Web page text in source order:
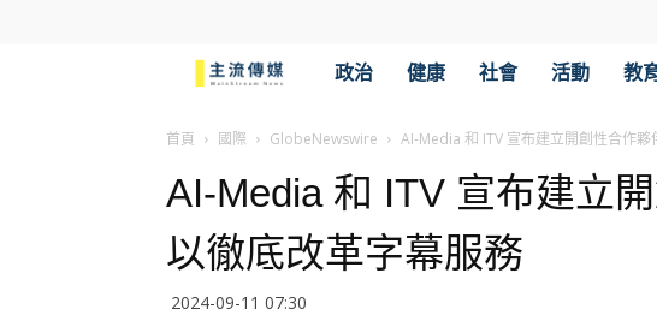
流
傳
媒
政治 健康 社會 活動 教
首頁 國際 GlobeNewswire AI-Media 和 ITV 宣布建立開創性合作
AI-Media 和 ITV 宣布建立
以徹底改革字幕服務
2024-09-11 07:30